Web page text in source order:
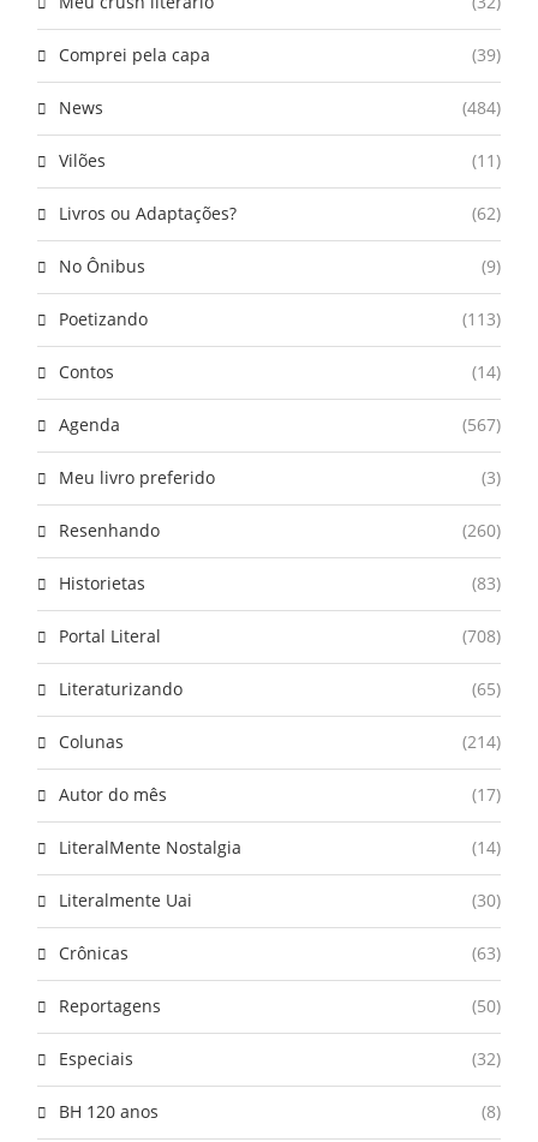
Comprei pela capa (39)
News (484)
Vilões (11)
Livros ou Adaptações? (62)
No Ônibus (9)
Poetizando (113)
Contos (14)
Agenda (567)
Meu livro preferido (3)
Resenhando (260)
Historietas (83)
Portal Literal (708)
Literaturizando (65)
Colunas (214)
Autor do mês (17)
LiteralMente Nostalgia (14)
Literalmente Uai (30)
Crônicas (63)
Reportagens (50)
Especiais (32)
BH 120 anos (8)